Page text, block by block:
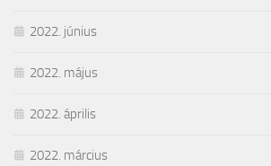
2022. június
2022. május
2022. április
2022. március